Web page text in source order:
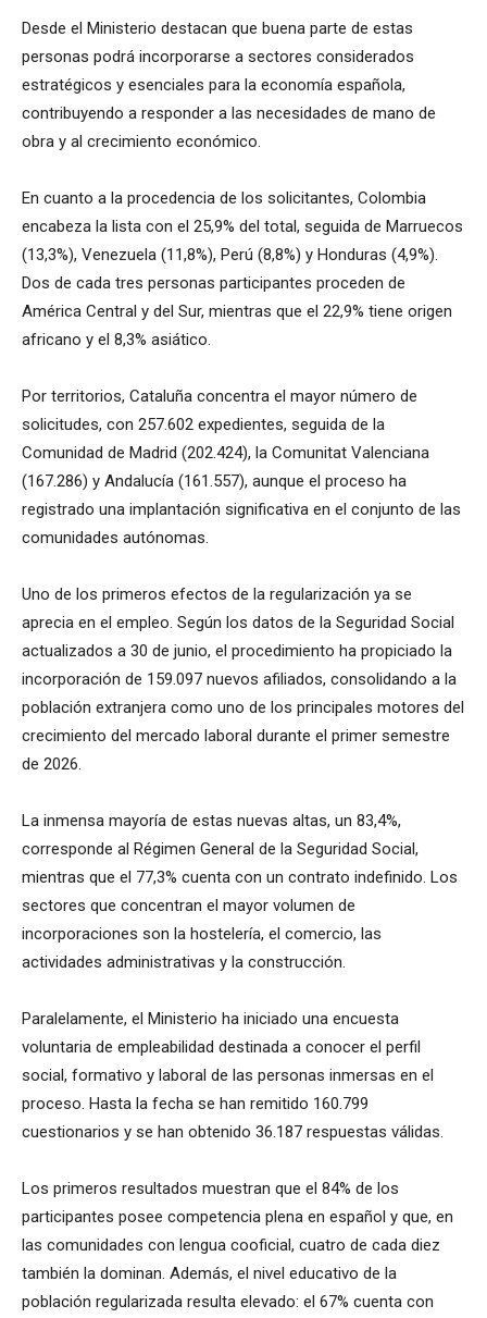
Desde el Ministerio destacan que buena parte de estas
personas podrá incorporarse a sectores considerados
estratégicos y esenciales para la economía española,
contribuyendo a responder a las necesidades de mano de
obra y al crecimiento económico.
En cuanto a la procedencia de los solicitantes, Colombia
encabeza la lista con el 25,9% del total, seguida de Marruecos
(13,3%), Venezuela (11,8%), Perú (8,8%) y Honduras (4,9%).
Dos de cada tres personas participantes proceden de
América Central y del Sur, mientras que el 22,9% tiene origen
africano y el 8,3% asiático.
Por territorios, Cataluña concentra el mayor número de
solicitudes, con 257.602 expedientes, seguida de la
Comunidad de Madrid (202.424), la Comunitat Valenciana
(167.286) y Andalucía (161.557), aunque el proceso ha
registrado una implantación significativa en el conjunto de las
comunidades autónomas.
Uno de los primeros efectos de la regularización ya se
aprecia en el empleo. Según los datos de la Seguridad Social
actualizados a 30 de junio, el procedimiento ha propiciado la
incorporación de 159.097 nuevos afiliados, consolidando a la
población extranjera como uno de los principales motores del
crecimiento del mercado laboral durante el primer semestre
de 2026.
La inmensa mayoría de estas nuevas altas, un 83,4%,
corresponde al Régimen General de la Seguridad Social,
mientras que el 77,3% cuenta con un contrato indefinido. Los
sectores que concentran el mayor volumen de
incorporaciones son la hostelería, el comercio, las
actividades administrativas y la construcción.
Paralelamente, el Ministerio ha iniciado una encuesta
voluntaria de empleabilidad destinada a conocer el perfil
social, formativo y laboral de las personas inmersas en el
proceso. Hasta la fecha se han remitido 160.799
cuestionarios y se han obtenido 36.187 respuestas válidas.
Los primeros resultados muestran que el 84% de los
participantes posee competencia plena en español y que, en
las comunidades con lengua cooficial, cuatro de cada diez
también la dominan. Además, el nivel educativo de la
población regularizada resulta elevado: el 67% cuenta con